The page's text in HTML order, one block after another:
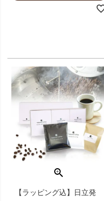
【ラッピング込】日立発